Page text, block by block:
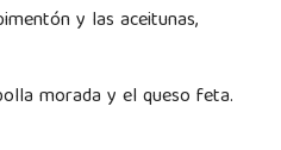
y las aceitunas,
morada y el queso feta.